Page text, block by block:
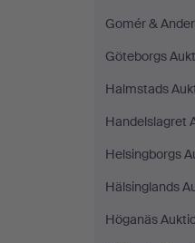
Gomér &
Göteborgs
Halmstads
Handelslagret
Helsingborgs
Hälsinglands
Höganäs